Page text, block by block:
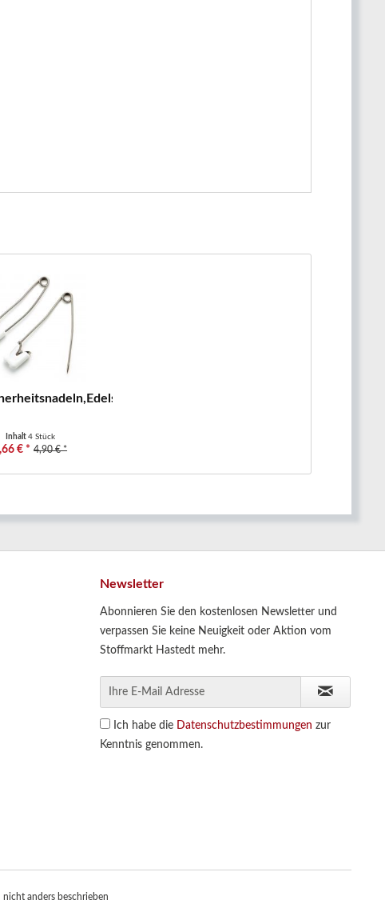
, 55mm, weiß-...
Inhalt 4 Stück
€ * 4,90 € *
Newsletter
Abonnieren Sie den kostenlosen Newsletter und
verpassen Sie keine Neuigkeit oder Aktion vom
Stoffmarkt Hastedt mehr.
Ich habe die Datenschutzbestimmungen zur
Kenntnis genommen.
anders beschrieben